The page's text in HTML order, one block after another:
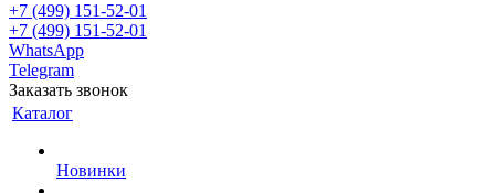
+7 (499) 151-52-01
+7 (499) 151-52-01
WhatsApp
Telegram
Заказать звонок
Каталог
Новинки